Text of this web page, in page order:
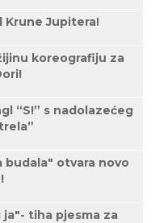
Krune Jupitera!
koreografiju za
“S!” s nadolazećeg
budala" otvara novo
ja"- tiha pjesma za